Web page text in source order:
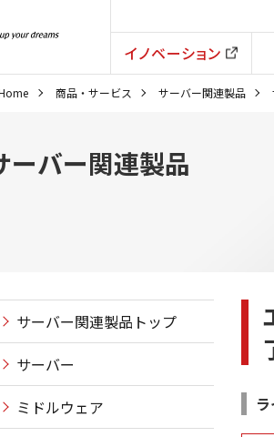
イノベーション
商品・サービス サーバー関連製品
ーバー関連製品
サーバー関連製品トップ
サーバー
ミドルウェア